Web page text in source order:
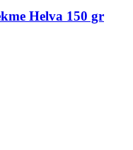
Helva 150 gr